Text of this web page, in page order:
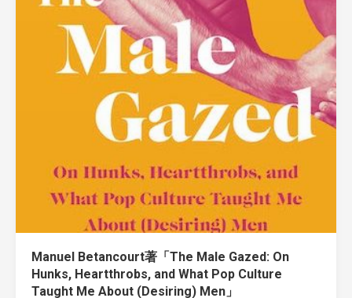
Manuel Betancourt著「The Male Gazed: On
Hunks, Heartthrobs, and What Pop Culture
Taught Me About (Desiring) Men」